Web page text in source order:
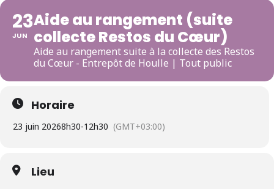
23
JUN
Aide au rangement (suite
collecte Restos du Cœur)
Aide au rangement suite à la collecte des Restos
du Cœur - Entrepôt de Houlle | Tout public
Horaire
23 juin 20268h30-12h30 (GMT+03:00)
Lieu